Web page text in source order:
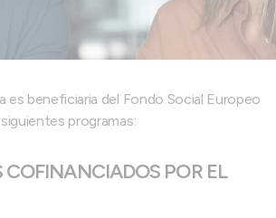
es beneficiaria del Fondo Social Europeo
programas:
COFINANCIADOS POR EL